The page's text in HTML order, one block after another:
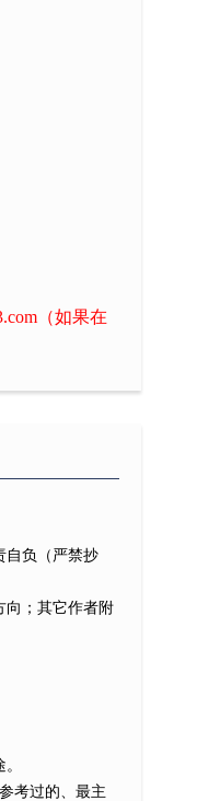
（如果在
自负（严禁抄
向；其它作者附
考过的、最主